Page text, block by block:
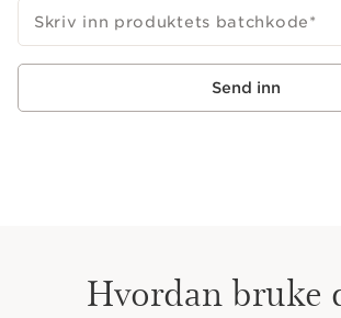
Clarins Plus
SOS Primer er mer enn bare en primer:
kamuflerer umiddelbart rødhet
huden: 1 fargekorreksjon kombinert med
planteekstrakt og eksklusivt
Skriv inn produktets batchkode*
Send inn
Hvordan bruke